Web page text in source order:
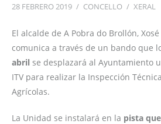
28 FEBRERO 2019 / CONCELLO / XERAL
El alcalde de A Pobra do Brollón,
comunica a través de un bando que
abril se desplazará al Ayuntamiento
ITV para realizar la Inspección
Agrícolas.
La Unidad se instalará en la pista